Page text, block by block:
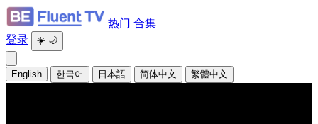
热门 合集
登录
☀️ 🌙
English 한국어 日本語 简体中文 繁體中文